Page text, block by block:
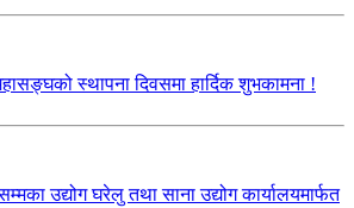
स्थापना दिवसमा हार्दिक शुभकामना !
उद्योग घरेलु तथा साना उद्योग कार्यालयमार्फत